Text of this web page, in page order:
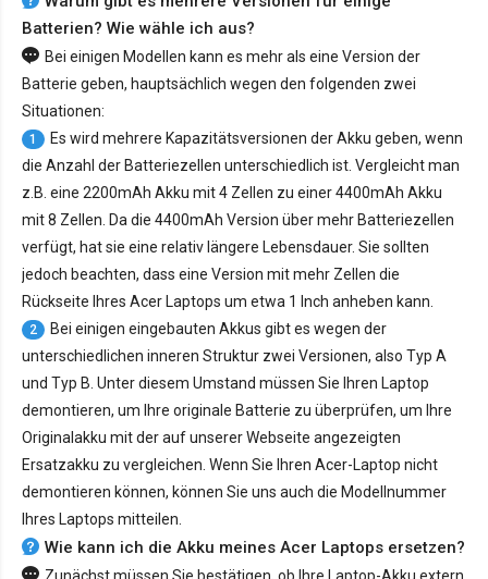
Batterien? Wie wähle ich aus?
Bei einigen Modellen kann es mehr als eine Version der
Batterie geben, hauptsächlich wegen den folgenden zwei
Situationen:
1
Es wird mehrere Kapazitätsversionen der Akku geben, wenn
die Anzahl der Batteriezellen unterschiedlich ist. Vergleicht man
z.B. eine 2200mAh Akku mit 4 Zellen zu einer 4400mAh Akku
mit 8 Zellen. Da die 4400mAh Version über mehr Batteriezellen
verfügt, hat sie eine relativ längere Lebensdauer. Sie sollten
jedoch beachten, dass eine Version mit mehr Zellen die
Rückseite Ihres Acer Laptops um etwa 1 Inch anheben kann.
2
Bei einigen eingebauten Akkus gibt es wegen der
unterschiedlichen inneren Struktur zwei Versionen, also Typ A
und Typ B. Unter diesem Umstand müssen Sie Ihren Laptop
demontieren, um Ihre originale Batterie zu überprüfen, um Ihre
Originalakku mit der auf unserer Webseite angezeigten
Ersatzakku zu vergleichen. Wenn Sie Ihren Acer-Laptop nicht
demontieren können, können Sie uns auch die Modellnummer
Ihres Laptops mitteilen.
Wie kann ich die Akku meines Acer Laptops ersetzen?